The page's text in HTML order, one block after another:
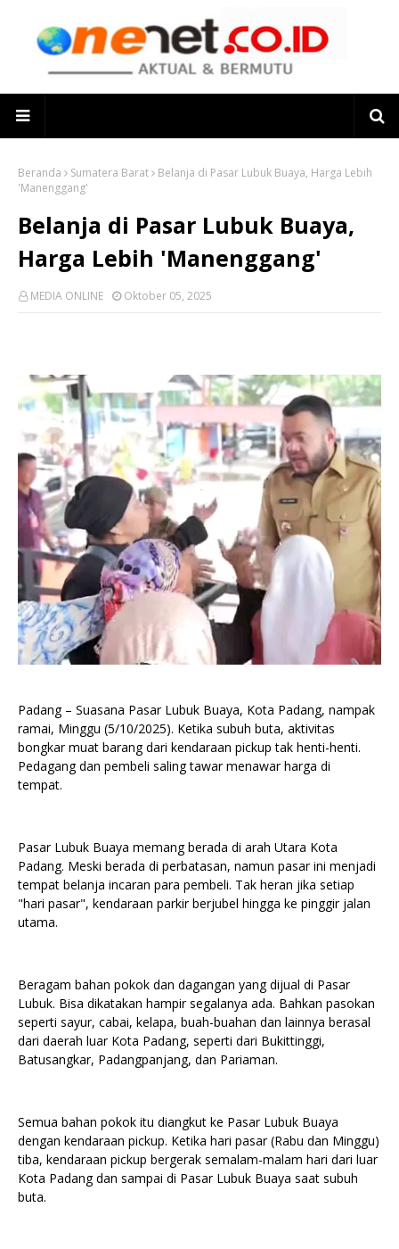
Beranda Sumatera Barat
Belanja di Pasar Lubuk Buaya, Harga Lebih
'Manenggang'
Belanja di Pasar Lubuk Buaya,
Harga Lebih 'Manenggang'
MEDIA ONLINE Oktober 05, 2025
Padang – Suasana Pasar Lubuk Buaya, Kota Padang, nampak
ramai, Minggu (5/10/2025). Ketika subuh buta, aktivitas
bongkar muat barang dari kendaraan pickup tak henti-henti.
Pedagang dan pembeli saling tawar menawar harga di
tempat.
Pasar Lubuk Buaya memang berada di arah Utara Kota
Padang. Meski berada di perbatasan, namun pasar ini menjadi
tempat belanja incaran para pembeli. Tak heran jika setiap
"hari pasar", kendaraan parkir berjubel hingga ke pinggir jalan
utama.
Beragam bahan pokok dan dagangan yang dijual di Pasar
Lubuk. Bisa dikatakan hampir segalanya ada. Bahkan pasokan
seperti sayur, cabai, kelapa, buah-buahan dan lainnya berasal
dari daerah luar Kota Padang, seperti dari Bukittinggi,
Batusangkar, Padangpanjang, dan Pariaman.
Semua bahan pokok itu diangkut ke Pasar Lubuk Buaya
dengan kendaraan pickup. Ketika hari pasar (Rabu dan Minggu)
tiba, kendaraan pickup bergerak semalam-malam hari dari luar
Kota Padang dan sampai di Pasar Lubuk Buaya saat subuh
buta.